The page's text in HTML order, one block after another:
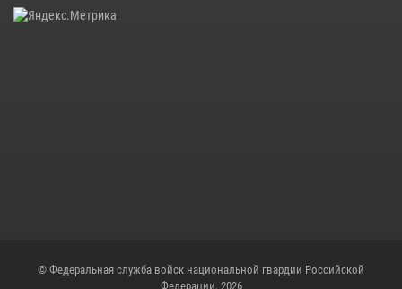
© Федеральная служба войск национальной гвардии Российской
Федерации, 2026